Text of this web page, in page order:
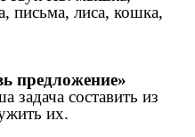
письма, лиса, кошка,
предложение»
задача составить из
их.